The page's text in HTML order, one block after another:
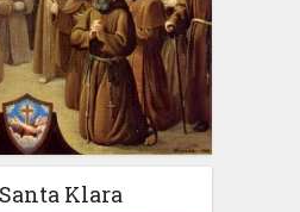
Klara